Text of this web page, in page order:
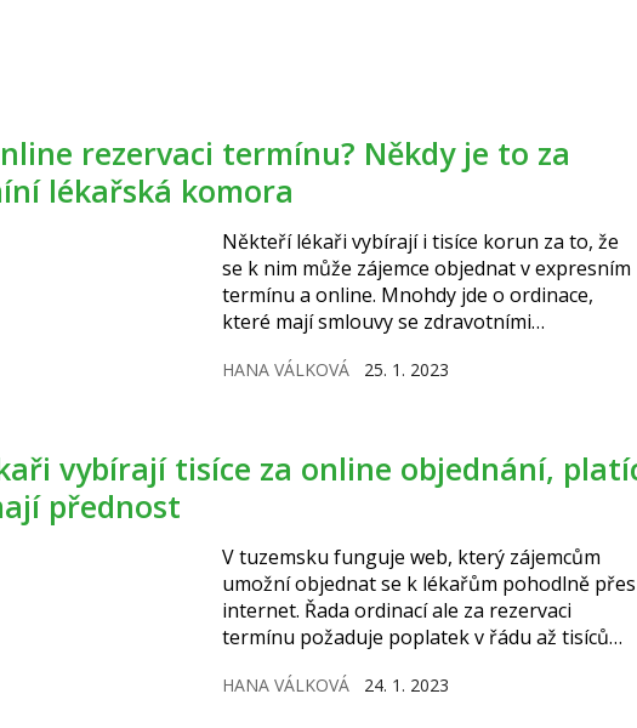
lékařská komora
Někteří lékaři vybírají i tisíce korun za to, že
se k nim může zájemce objednat v expresním
termínu a online. Mnohdy jde o ordinace,
které mají smlouvy se zdravotními
běžné ordinační hodiny. Podle lékařské
situacích za hranou.
HANA VÁLKOVÁ 25. 1. 2023
přednost
V tuzemsku funguje web, který zájemcům
umožní objednat se k lékařům pohodlně přes
internet. Řada ordinací ale za rezervaci
termínu požaduje poplatek v řádu až tisíců
se zdravotními pojišťovnami a platící klienti se
HANA VÁLKOVÁ 24. 1. 2023